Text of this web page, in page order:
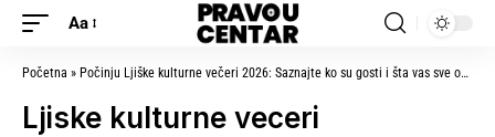
Aa
Početna » Počinju Ljiške kulturne večeri 2026: Saznajte ko su gosti i šta vas sve očekuje ovog jula u Ljigu
Ljiske kulturne veceri